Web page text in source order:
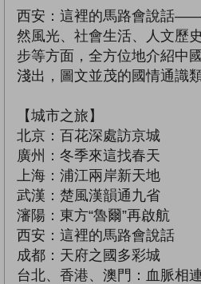
西安：這裡的馬路會說話
然風光、社會生活、人文歷
步等方面，全方位地介紹中
淺出，圖文並茂的國情通識
【城市之旅】
北京：百花深處訪京城
廣州：冬季來這找春天
上海：浦江兩岸新天地
武漢：楚風漢韻通九省
瀋陽：東方“魯爾”再啟航
西安：這裡的馬路會說話
成都：天府之國多彩城
台北、香港、澳門：血脈相